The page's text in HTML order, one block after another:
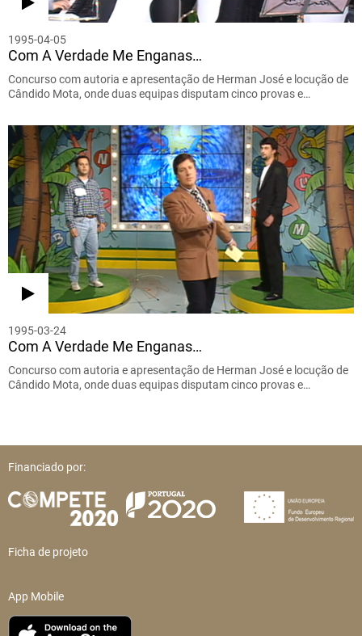
1995-04-05
Com A Verdade Me Enganas…
Concurso com autoria e apresentação de Herman José e locução de
Cândido Mota, onde duas equipas disputam cinco provas e…
1995-03-24
Com A Verdade Me Enganas…
Concurso com autoria e apresentação de Herman José e locução de
Cândido Mota, onde duas equipas disputam cinco provas e…
Financiado por:
Ficha de projeto
App Mobile